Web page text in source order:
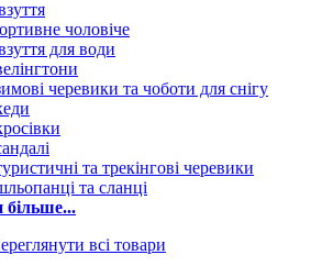
чоловіче
для води
черевики та чоботи для снігу
та трекінгові черевики
та сланці
більше...